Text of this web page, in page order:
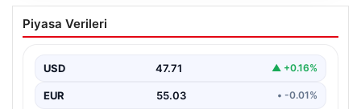
AKP’den ‘çerçeve yasa’ açıklaması:
Süreç ve beklentiler
toplantısını yarın gerçekleştireceklerini belirtti. Güler,
kanun…
Piyasa Verileri
USD 47.71 ▲ +0.16%
EUR 55.03 • -0.01%